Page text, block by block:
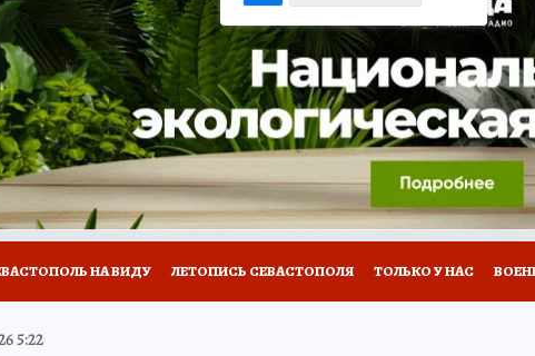
ПРОГНОЗЫ НА СПОРТ ПРОМОКОДЫ СЕРИАЛЫ
ТЕЛЕВИЗОР КОЛЛЕКЦИИ КОНКУРСЫ
ТЕСТЫ НОВОЕ НА САЙТЕ
НА ВИДУ ЛЕТОПИСЬ СЕВАСТОПОЛЯ ТОЛЬКО У НАС
5:22